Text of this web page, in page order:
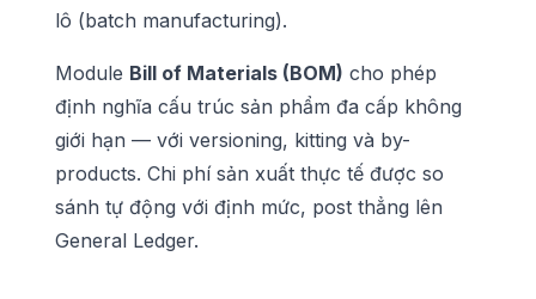
lô (batch manufacturing).
Module Bill of Materials (BOM) cho phép
định nghĩa cấu trúc sản phẩm đa cấp không
giới hạn — với versioning, kitting và by-
products. Chi phí sản xuất thực tế được so
sánh tự động với định mức, post thẳng lên
General Ledger.